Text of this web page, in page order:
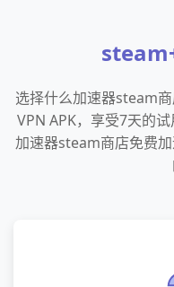
选择什么加速器steam
VPN APK，享受7天的
加速器steam商店免费